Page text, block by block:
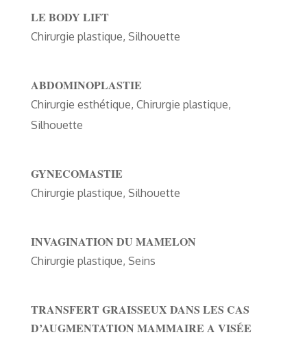
LE BODY LIFT
Chirurgie plastique, Silhouette
ABDOMINOPLASTIE
Chirurgie esthétique, Chirurgie plastique,
Silhouette
GYNECOMASTIE
Chirurgie plastique, Silhouette
INVAGINATION DU MAMELON
Chirurgie plastique, Seins
TRANSFERT GRAISSEUX DANS LES CAS
D’AUGMENTATION MAMMAIRE A VISÉE